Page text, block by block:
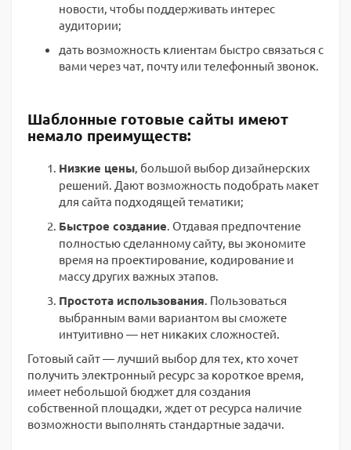
новости, чтобы поддерживать интерес
аудитории;
дать возможность клиентам быстро связаться с
вами через чат, почту или телефонный звонок.
Шаблонные готовые сайты имеют
немало преимуществ:
Низкие цены, большой выбор дизайнерских
решений. Дают возможность подобрать макет
для сайта подходящей тематики;
Быстрое создание. Отдавая предпочтение
полностью сделанному сайту, вы экономите
время на проектирование, кодирование и
массу других важных этапов.
Простота использования. Пользоваться
выбранным вами вариантом вы сможете
интуитивно — нет никаких сложностей.
Готовый сайт — лучший выбор для тех, кто хочет
получить электронный ресурс за короткое время,
имеет небольшой бюджет для создания
собственной площадки, ждет от ресурса наличие
возможности выполнять стандартные задачи.